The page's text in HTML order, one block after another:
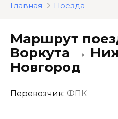
Главная Поезда
Маршрут
Воркута →
Новгород
Перевозчик: ФПК